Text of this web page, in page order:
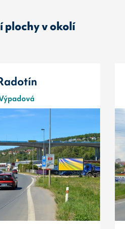
plochy v okolí